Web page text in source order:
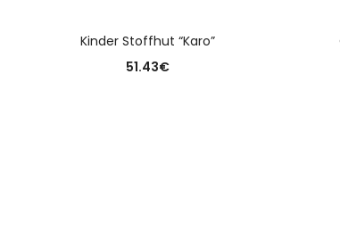
Kinder Stoffhut “Karo”
51.43€